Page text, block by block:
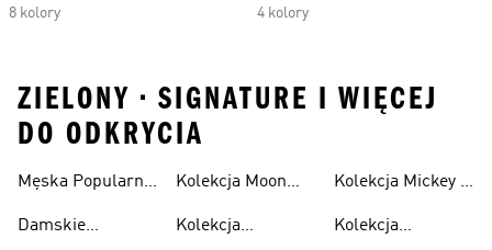
8 kolory
4 kolory
ZIELONY • SIGNATURE I WIĘCEJ
DO ODKRYCIA
Męska Popularne
Damskie
Kolekcja Moon
Kolekcja
Kolekcja Mickey &
Kolekcja